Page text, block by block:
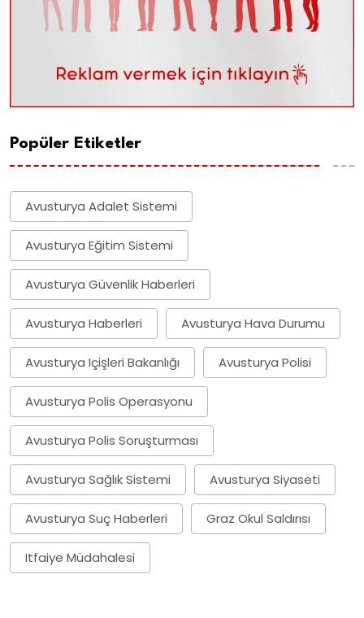
Popüler Etiketler
Avusturya Adalet Sistemi
Avusturya Eğitim Sistemi
Avusturya Güvenlik Haberleri
Avusturya Haberleri Avusturya Hava Durumu
Avusturya Içişleri Bakanlığı Avusturya Polisi
Avusturya Polis Operasyonu
Avusturya Polis Soruşturması
Avusturya Sağlık Sistemi Avusturya Siyaseti
Avusturya Suç Haberleri Graz Okul Saldırısı
Itfaiye Müdahalesi